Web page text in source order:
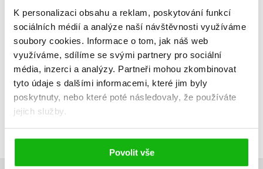
K personalizaci obsahu a reklam, poskytování funkcí
sociálních médií a analýze naší návštěvnosti využíváme
soubory cookies. Informace o tom, jak náš web
využíváme, sdílíme se svými partnery pro sociální
média, inzerci a analýzy. Partneři mohou zkombinovat
tyto údaje s dalšími informacemi, které jim byly
poskytnuty, nebo které poté následovaly, že používáte
jejich služby.
Povolit vše
Do košíku
1 299 Kč
1 039 Kč
Do